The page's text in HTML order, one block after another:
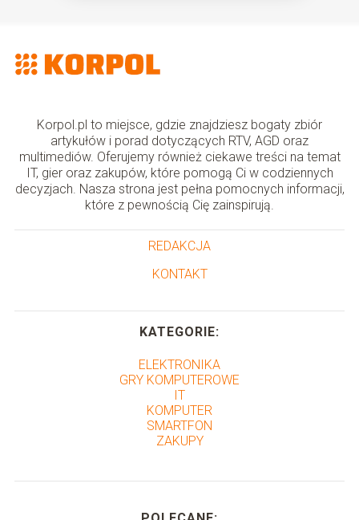
Korpol.pl to miejsce, gdzie znajdziesz bogaty zbiór
artykułów i porad dotyczących RTV, AGD oraz
multimediów. Oferujemy również ciekawe treści na temat
IT, gier oraz zakupów, które pomogą Ci w codziennych
decyzjach. Nasza strona jest pełna pomocnych informacji,
które z pewnością Cię zainspirują.
REDAKCJA
KONTAKT
KATEGORIE:
ELEKTRONIKA
GRY KOMPUTEROWE
IT
KOMPUTER
SMARTFON
ZAKUPY